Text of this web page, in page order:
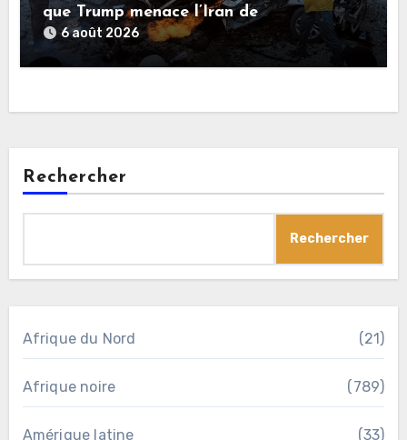
que Trump menace l’Iran de
«décapitation»
6 août 2026
Rechercher
Rechercher
Afrique du Nord (21)
Afrique noire (789)
Amérique latine (33)